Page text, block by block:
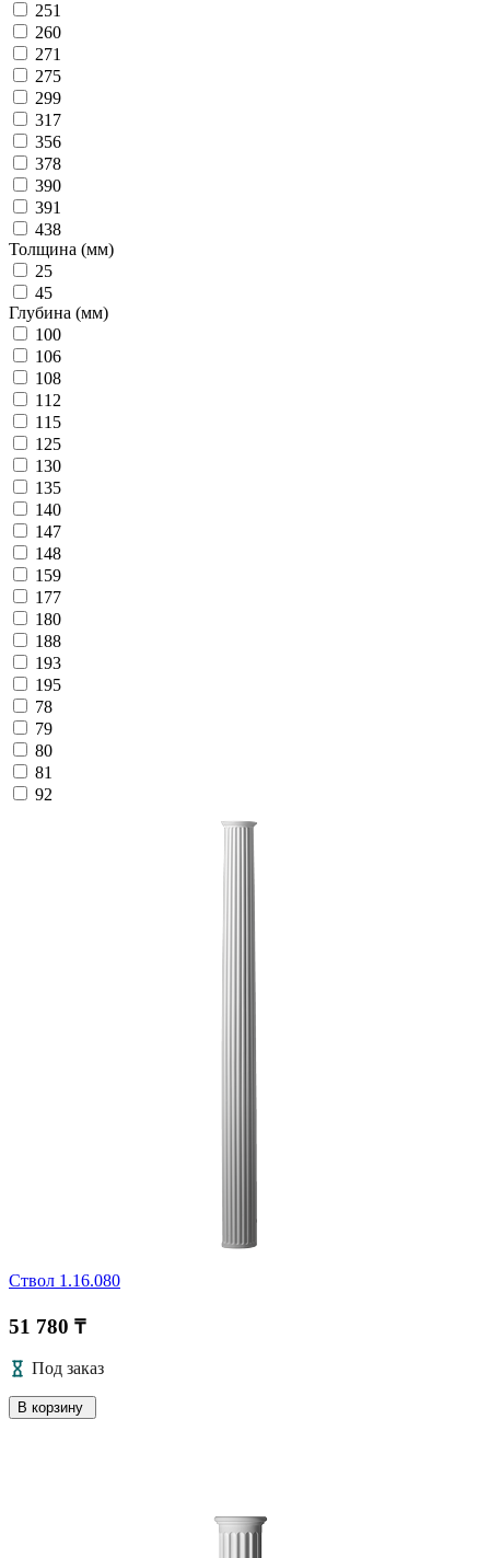
251
260
271
275
299
317
356
378
390
391
438
Толщина (мм)
25
45
Глубина (мм)
100
106
108
112
115
125
130
135
140
147
148
159
177
180
188
193
195
78
79
80
81
92
Ствол 1.16.080
51 780 ₸
Под заказ
В корзину